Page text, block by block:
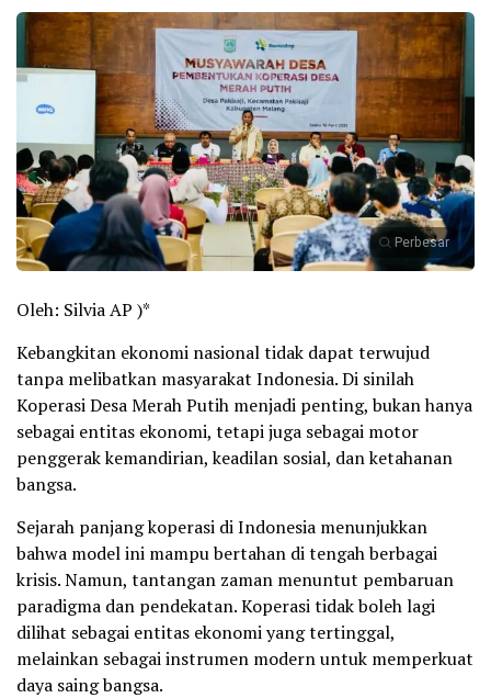
Perbesar
Oleh: Silvia AP )*
Kebangkitan ekonomi nasional tidak dapat terwujud
tanpa melibatkan masyarakat Indonesia. Di sinilah
Koperasi Desa Merah Putih menjadi penting, bukan hanya
sebagai entitas ekonomi, tetapi juga sebagai motor
penggerak kemandirian, keadilan sosial, dan ketahanan
bangsa.
Sejarah panjang koperasi di Indonesia menunjukkan
bahwa model ini mampu bertahan di tengah berbagai
krisis. Namun, tantangan zaman menuntut pembaruan
paradigma dan pendekatan. Koperasi tidak boleh lagi
dilihat sebagai entitas ekonomi yang tertinggal,
melainkan sebagai instrumen modern untuk memperkuat
daya saing bangsa.